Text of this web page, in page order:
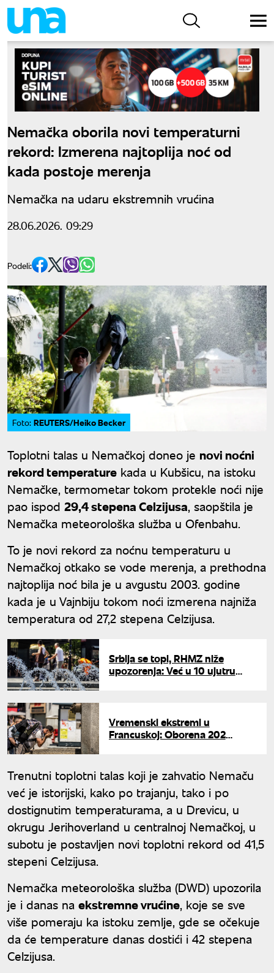
Nemačka oborila novi temperaturni
rekord: Izmerena najtoplija noć od
kada postoje merenja
Nemačka na udaru ekstremnih vrućina
28.06.2026. 09:29
Podeli:
Foto: REUTERS/Heiko Becker
Toplotni talas u Nemačkoj doneo je novi noćni
rekord temperature kada u Kubšicu, na istoku
Nemačke, termometar tokom protekle noći nije
pao ispod 29,4 stepena Celzijusa, saopštila je
Nemačka meteorološka služba u Ofenbahu.
To je novi rekord za noćnu temperaturu u
Nemačkoj otkako se vode merenja, a prethodna
najtoplija noć bila je u avgustu 2003. godine
kada je u Vajnbiju tokom noći izmerena najniža
temperatura od 27,2 stepena Celzijusa.
Srbija se topi, RHMZ niže
upozorenja: Već u 10 ujutru
Vremenski ekstremi u
Francuskoj: Oborena 202
toplotnog talasa
Trenutni toplotni talas koji je zahvatio Nemaču
već je istorijski, kako po trajanju, tako i po
dostignutim temperaturama, a u Drevicu, u
okrugu Jerihoverland u centralnoj Nemačkoj, u
subotu je postavljen novi toplotni rekord od 41,5
stepeni Celzijusa.
Nemačka meteorološka služba (DWD) upozorila
je i danas na ekstremne vrućine, koje se sve
više pomeraju ka istoku zemlje, gde se očekuje
da će temperature danas dostići i 42 stepena
Celzijusa.